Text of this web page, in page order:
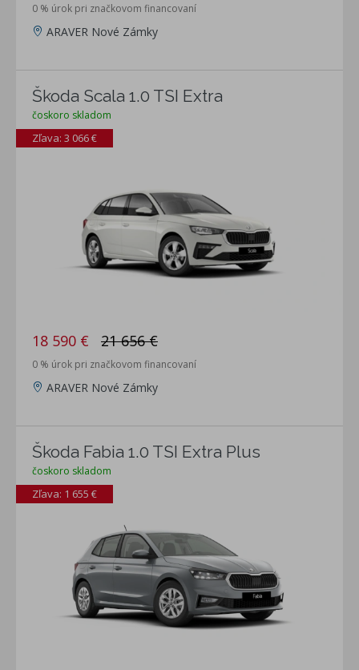
0 % úrok pri značkovom financovaní
ARAVER Nové Zámky
Škoda Scala 1.0 TSI Extra
čoskoro skladom
Zľava: 3 066 €
18 590 € 21 656 €
0 % úrok pri značkovom financovaní
ARAVER Nové Zámky
Škoda Fabia 1.0 TSI Extra Plus
čoskoro skladom
Zľava: 1 655 €